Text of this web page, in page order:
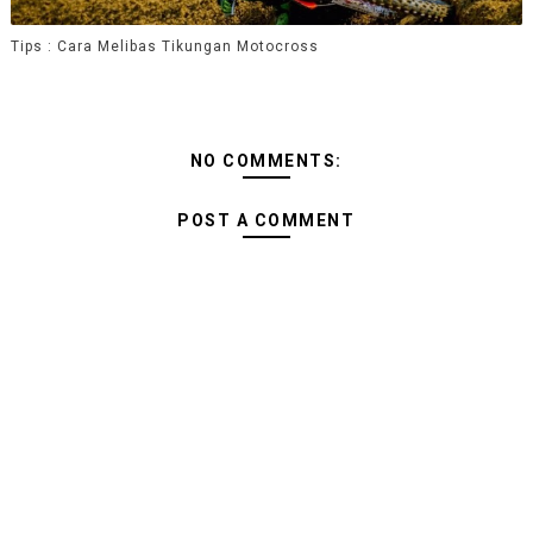
Tips : Cara Melibas Tikungan Motocross
NO COMMENTS:
POST A COMMENT